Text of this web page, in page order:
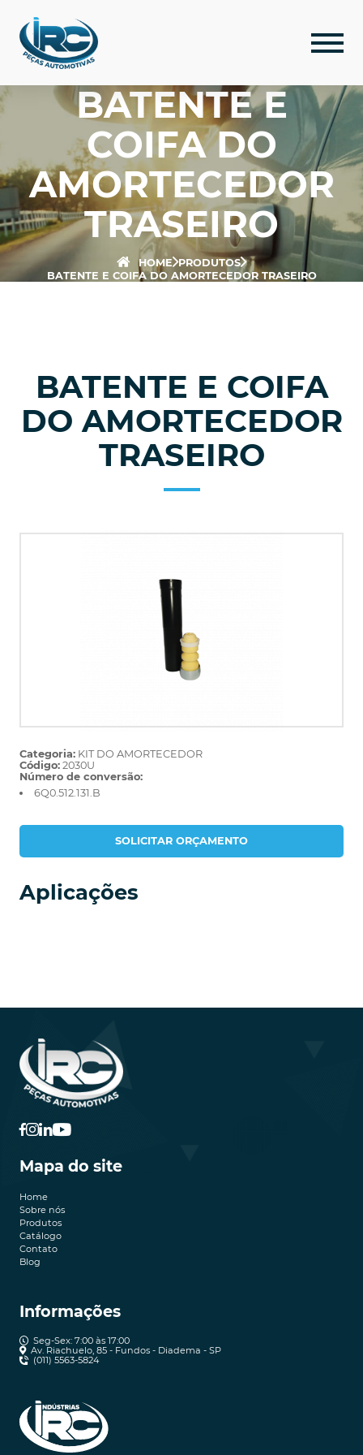
BATENTE E
COIFA DO
AMORTECEDOR
TRASEIRO
HOME PRODUTOS
BATENTE E COIFA DO AMORTECEDOR TRASEIRO
BATENTE E COIFA
DO AMORTECEDOR
TRASEIRO
Categoria: KIT DO AMORTECEDOR
Código: 2030U
Número de conversão:
6Q0.512.131.B
SOLICITAR ORÇAMENTO
Aplicações
Mapa do site
Home
Sobre nós
Produtos
Catálogo
Contato
Blog
Informações
Seg-Sex: 7:00 às 17:00
Av. Riachuelo, 85 - Fundos - Diadema - SP
(011) 5563-5824